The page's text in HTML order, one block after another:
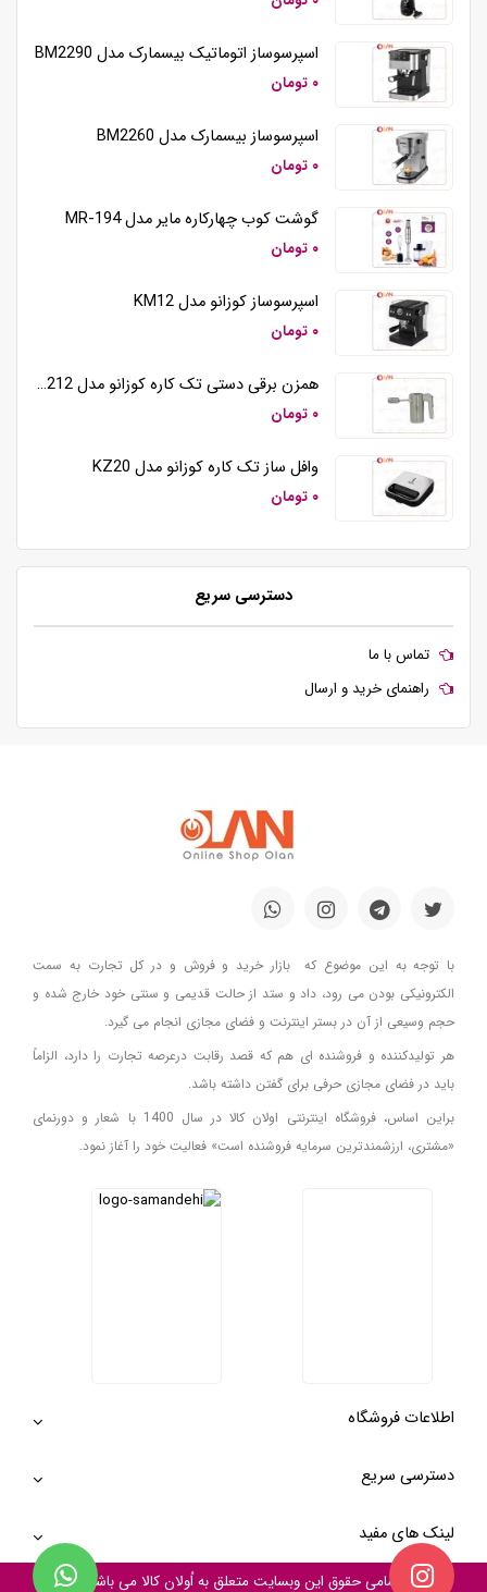
اسپرسوساز اتوماتیک بیسمارک مدل BM2290
۰ تومان
اسپرسوساز بیسمارک مدل BM2260
۰ تومان
گوشت کوب چهارکاره مایر مدل MR-194
۰ تومان
اسپرسوساز کوزانو مدل KM12
۰ تومان
همزن برقی دستی تک کاره کوزانو مدل HM212
۰ تومان
وافل ساز تک کاره کوزانو مدل KZ20
۰ تومان
دسترسی سریع
تماس با ما
راهنمای خرید و ارسال
با توجه به این موضوع که بازار خرید و فروش و در کل تجارت به سمت
الکترونیکی بودن می رود، داد و ستد از حالت قدیمی و سنتی خود خارج شده و
حجم وسیعی از آن در بستر اینترنت و فضای مجازی انجام می گیرد.
هر تولیدکننده و فروشنده ای هم که قصد رقابت درعرصه تجارت را دارد، الزاماً
باید در فضای مجازی حرفی برای گفتن داشته باشد.
براین اساس، فروشگاه اینترنتی اولان کالا در سال 1400 با شعار و دورنمای
«مشتری، ارزشمندترین سرمایه فروشنده است» فعالیت خود را آغاز نمود.
اطلاعات فروشگاه
دسترسی سریع
لینک های مفید
تمامی حقوق این وبسایت متعلق بهاُولان کالامی باشد